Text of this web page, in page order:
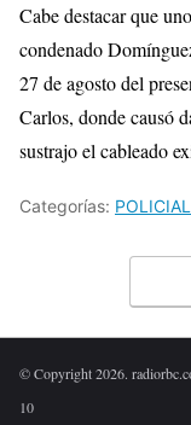
Cabe destacar que
condenado
27 de agosto del
Carlos, donde causó
sustrajo el cableado
Categorías:
© Copyright 2026.
10